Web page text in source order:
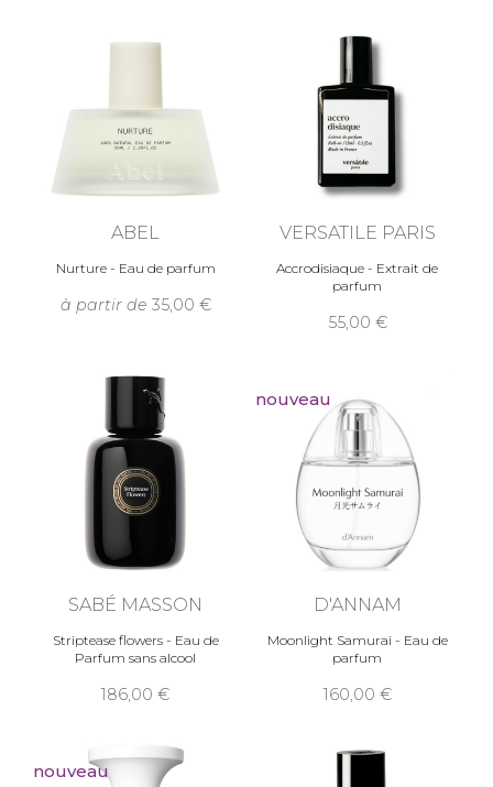
ABEL
Nurture - Eau de parfum
à partir de 35,00
VERSATILE PARIS
Accrodisiaque - Extrait de
parfum
55,00
SABÉ MASSON
Striptease flowers - Eau de
Parfum sans alcool
186,00
nouveau
D'ANNAM
Moonlight Samurai - Eau de
parfum
160,00
nouveau